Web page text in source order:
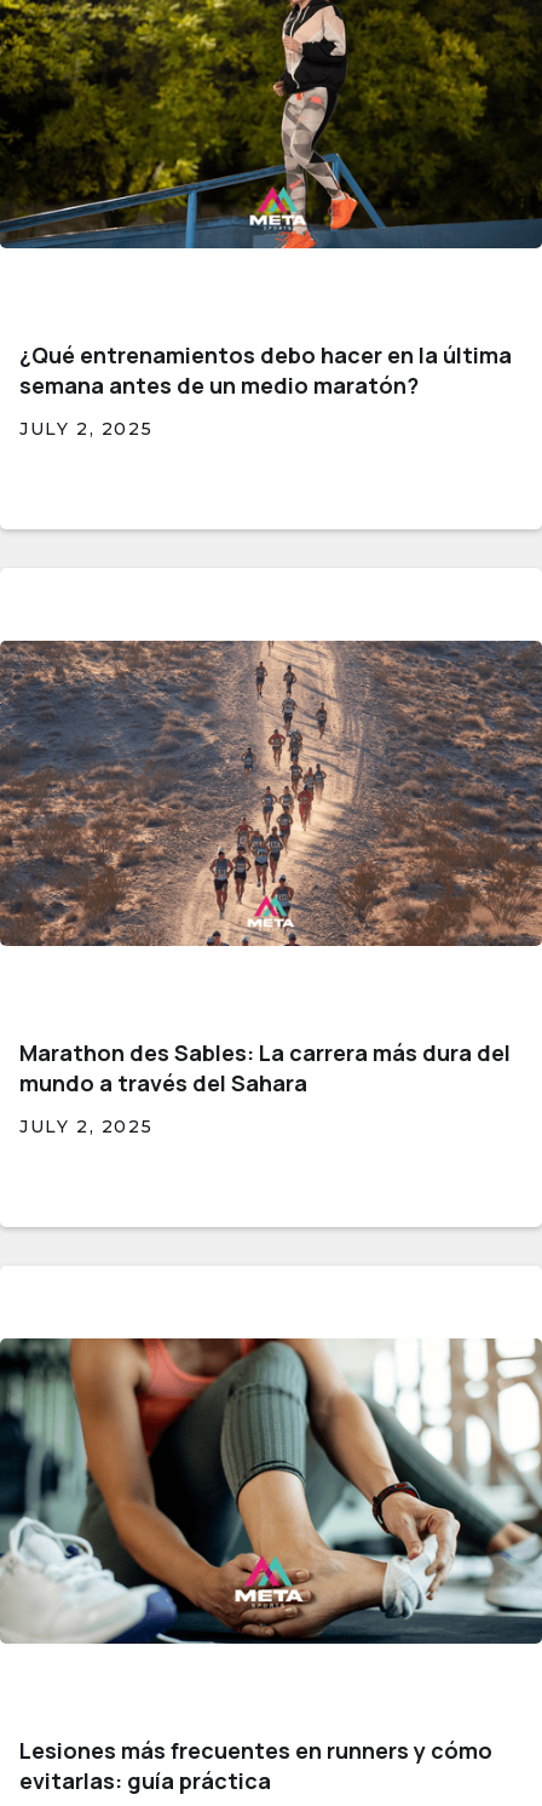
¿Qué entrenamientos debo hacer en la última
semana antes de un medio maratón?
JULY 2, 2025
Marathon des Sables: La carrera más dura del
mundo a través del Sahara
JULY 2, 2025
Lesiones más frecuentes en runners y cómo
evitarlas: guía práctica